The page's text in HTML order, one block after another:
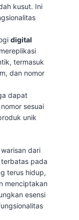
kusut. Ini
digital
termasuk
dan nomor
dapat
sesuai
unik
dari
pada
terus hidup,
menciptakan
esensi